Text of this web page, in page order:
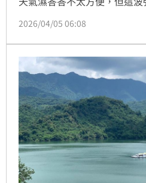
是「大躍進」，蓄水率從原本
2026/04/05 06:08